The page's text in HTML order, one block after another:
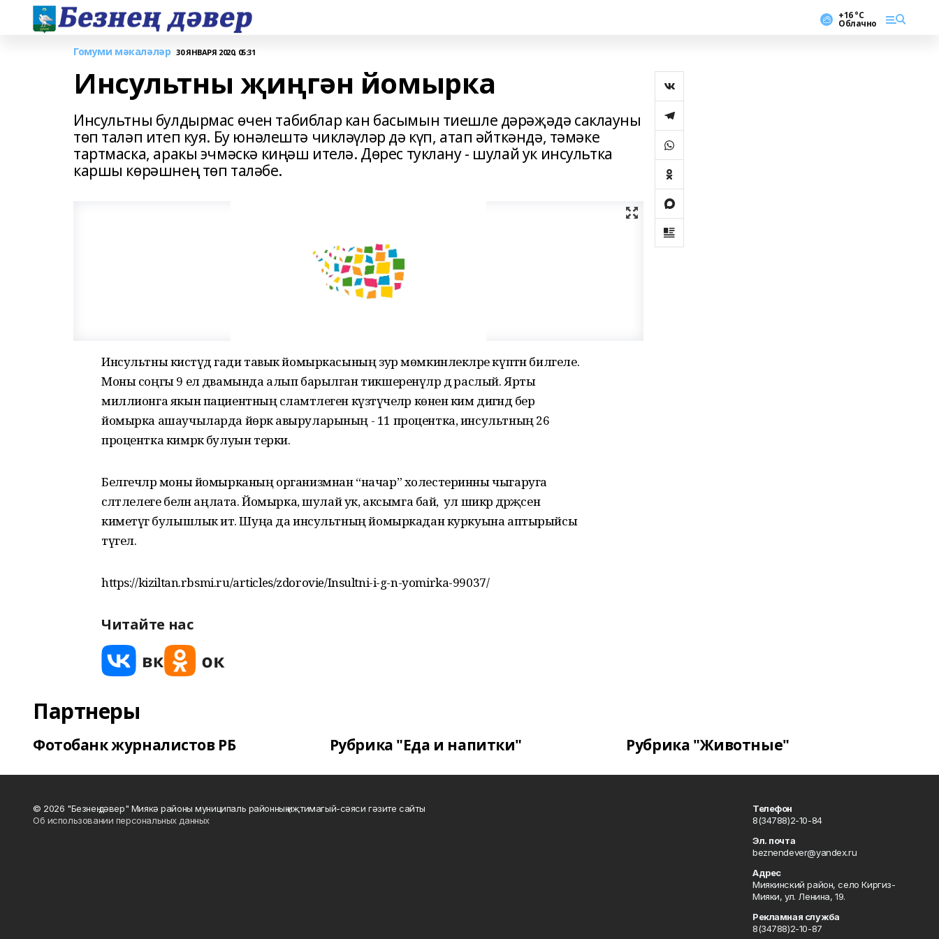
+16 °С
Облачно
Гомуми мәкаләләр 30 ЯНВАРЯ 2020, 05:31
Инсультны җиңгән йомырка
Инсультны булдырмас өчен табиблар кан басымын тиешле дәрәҗәдә саклауны
төп таләп итеп куя. Бу юнәлештә чикләүләр дә күп, атап әйткәндә, тәмәке
тартмаска, аракы эчмәскә киңәш ителә. Дөрес туклану - шулай ук инсультка
каршы көрәшнең төп таләбе.
Инсультны кисәтүдә гади тавык йомыркасының зур мөмкинлекләре күптән билгеле.
Моны соңгы 9 ел дәвамында алып барылган тикшеренүләр дә раслый. Ярты
миллионга якын пациентның сәламәтлеген күзәтүчеләр көненә ким дигәндә бер
йомырка ашаучыларда йөрәк авыруларының - 11 процентка, инсультның 26
процентка кимрәк булуын терки.
Белгечләр моны йомырканың организмнан “начар” холестеринны чыгаруга
сәләтлелеге белән аңлата. Йомырка, шулай ук, аксымга бай, ә ул шикәр дәрәҗәсен
киметүгә булышлык итә. Шуңа да инсультның йомыркадан куркуына аптырыйсы
түгел.
https://kiziltan.rbsmi.ru/articles/zdorovie/Insultni-i-g-n-yomirka-99037/
Читайте нас
Партнеры
Фотобанк журналистов РБ Рубрика "Еда и напитки" Рубрика "Животные"
© 2026 "Безнең дәвер" Миякә районы муниципаль районның иҗтимагый-сәяси гәзите сайты
Об использовании персональных данных
Телефон
8(34788)2-10-84
Эл. почта
beznendever@yandex.ru
Адрес
Миякинский район, село Киргиз-
Мияки, ул. Ленина, 19.
Рекламная служба
8(34788)2-10-87